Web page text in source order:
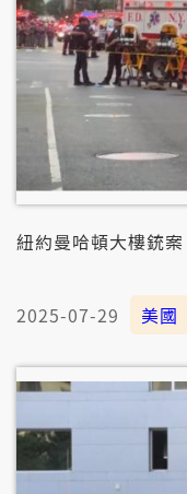
紐約曼哈頓大樓銃
2025-07-29 美國